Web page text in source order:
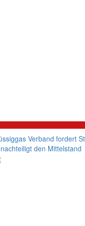
Verband fordert
den Mittelstand